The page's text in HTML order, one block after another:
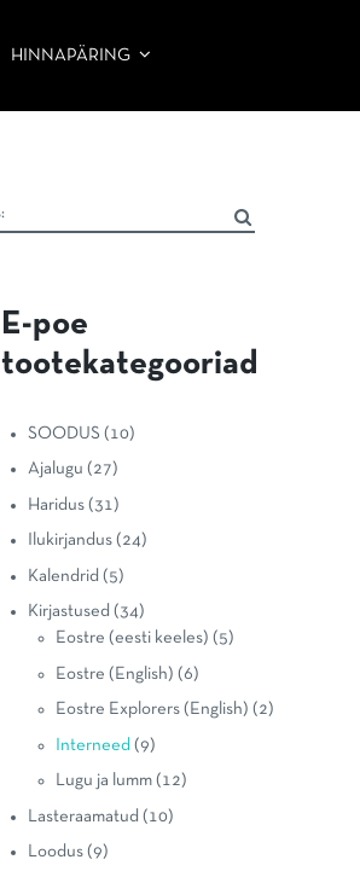
HINNAPÄRING
E-poe
tootekategooriad
SOODUS (10)
Ajalugu (27)
Haridus (31)
Ilukirjandus (24)
Kalendrid (5)
Kirjastused (34)
Eostre (eesti keeles) (5)
Eostre (English) (6)
Eostre Explorers (English) (2)
Interneed (9)
Lugu ja lumm (12)
Lasteraamatud (10)
Loodus (9)